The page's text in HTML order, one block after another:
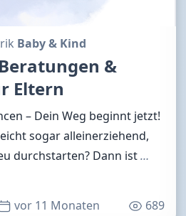
Baby & Kind
Beratungen &
Eltern
– Dein Weg beginnt jetzt!
sogar alleinerziehend,
durchstarten? Dann ist…
vor 11 Monaten 689